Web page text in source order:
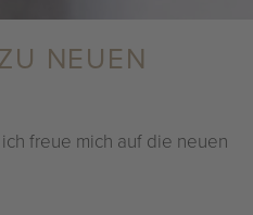
NEUEN
freue mich auf die neuen